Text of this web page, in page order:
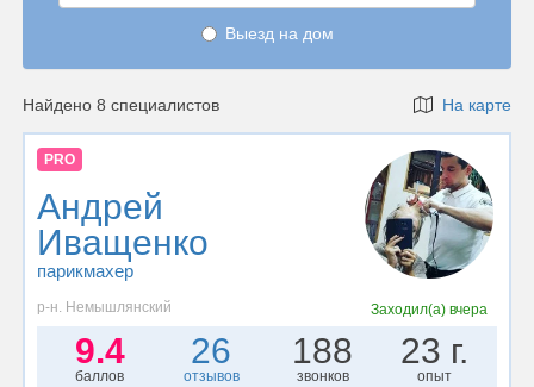
Выезд на дом
Найдено 8 специалистов На карте
PRO
Андрей
Иващенко
парикмахер
р-н. Немышлянский Заходил(а)вчера
9.4
баллов
26
отзывов
188
звонков
23 г.
опыт